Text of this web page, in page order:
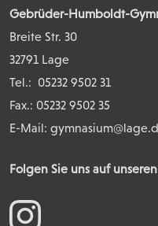
Gebrüder-Humboldt-
Breite Str. 30
32791 Lage
Tel.: 05232 9502 31
Fax.: 05232 9502 35
E-Mail:
Folgen Sie uns auf